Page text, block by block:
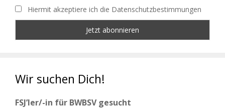
Hiermit akzeptiere ich die Datenschutzbestimmungen
Wir suchen Dich!
FSJ’ler/-in für BWBSV gesucht